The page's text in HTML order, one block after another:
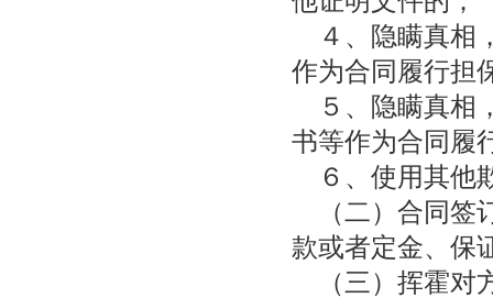
４、隐瞒真相
作为合同履行担
５、隐瞒真相
书等作为合同履
６、使用其他
（二）合同签
款或者定金、保
（三）挥霍对